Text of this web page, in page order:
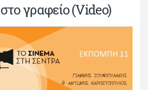
γραφείο (Video)